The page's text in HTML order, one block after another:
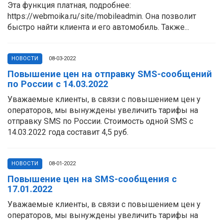
Эта функция платная, подробнее:
https://webmoika.ru/site/mobileadmin. Она позволит
быстро найти клиента и его автомобиль. Также...
НОВОСТИ 08-03-2022
Повышение цен на отправку SMS-сообщений
по России с 14.03.2022
Уважаемые клиенты, в связи с повышением цен у
операторов, мы вынуждены увеличить тарифы на
отправку SMS по России. Стоимость одной SMS с
14.03.2022 года составит 4,5 руб.
НОВОСТИ 08-01-2022
Повышение цен на SMS-сообщения с
17.01.2022
Уважаемые клиенты, в связи с повышением цен у
операторов, мы вынуждены увеличить тарифы на